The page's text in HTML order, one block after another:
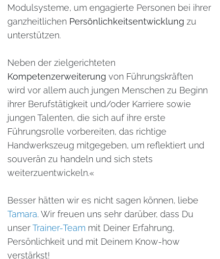
Modulsysteme, um engagierte Personen bei ihrer
ganzheitlichen Persönlichkeitsentwicklung zu
unterstützen.
Neben der zielgerichteten
Kompetenzerweiterung von Führungskräften
wird vor allem auch jungen Menschen zu Beginn
ihrer Berufstätigkeit und/oder Karriere sowie
jungen Talenten, die sich auf ihre erste
Führungsrolle vorbereiten, das richtige
Handwerkszeug mitgegeben, um reflektiert und
souverän zu handeln und sich stets
weiterzuentwickeln.«
Besser hätten wir es nicht sagen können, liebe
Tamara. Wir freuen uns sehr darüber, dass Du
unserTrainer-Team mit Deiner Erfahrung,
Persönlichkeit und mit Deinem Know-how
verstärkst!